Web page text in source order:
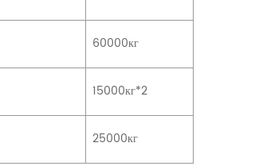
60000кг
15000кг*2
25000кг